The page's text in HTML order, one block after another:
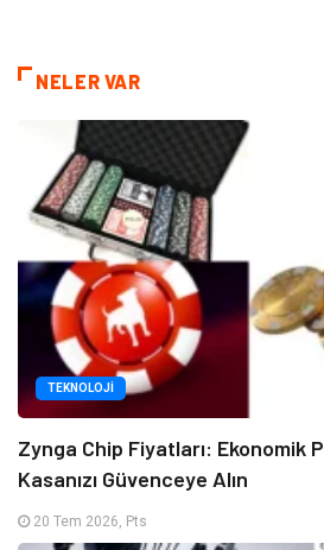
NELER VAR
TEKNOLOJI
Zynga Chip Fiyatları: Ekonomik
Kasanızı Güvenceye Alın
20 Tem 2026, Pts